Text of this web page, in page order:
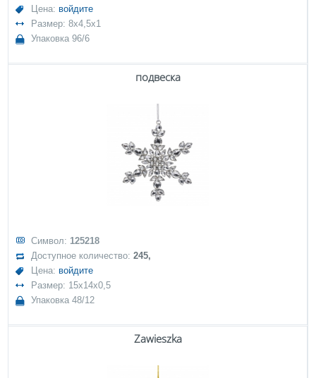
Цена: войдите
Размер: 8x4,5x1
Упаковка 96/6
подвеска
Символ: 125218
Доступное количество:245,
Цена: войдите
Размер: 15x14x0,5
Упаковка 48/12
Zawieszka